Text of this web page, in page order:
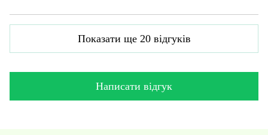
Показати ще 20 відгуків
Написати відгук